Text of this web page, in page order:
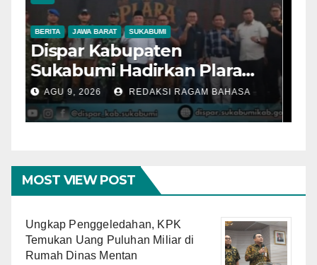
BERITA JAWA BARAT SUKABUMI
Dispar Kabupaten
Sukabumi Hadirkan Plara
Fest 2026, Ali Iskandar:
Budaya Jadi Kekuatan
AGU 9, 2026 REDAKSI RAGAM BAHASA
MOST VIEW POST
Ungkap Penggeledahan, KPK
Temukan Uang Puluhan Miliar di
Rumah Dinas Mentan